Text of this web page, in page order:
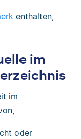
enthalten,
im
im
oder